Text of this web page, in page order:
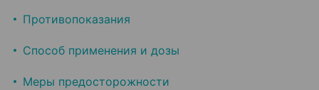
Противопоказания
Способ применения и дозы
Меры предосторожности